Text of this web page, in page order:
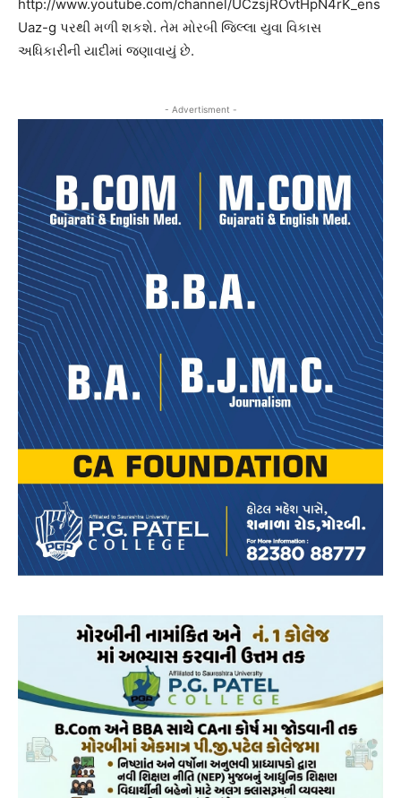
http://www.youtube.com/channel/UCzsjROvtHpN4rK_ens
Uaz-g પરથી મળી શકશે. તેમ મોરબી જિલ્લા યુવા વિકાસ
અધિકારીની યાદીમાં જણાવાયું છે.
- Advertisment -